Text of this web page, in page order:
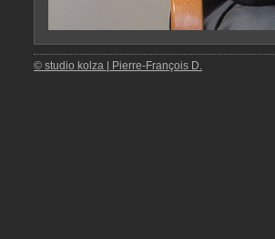
© studio kolza | Pierre-François D.